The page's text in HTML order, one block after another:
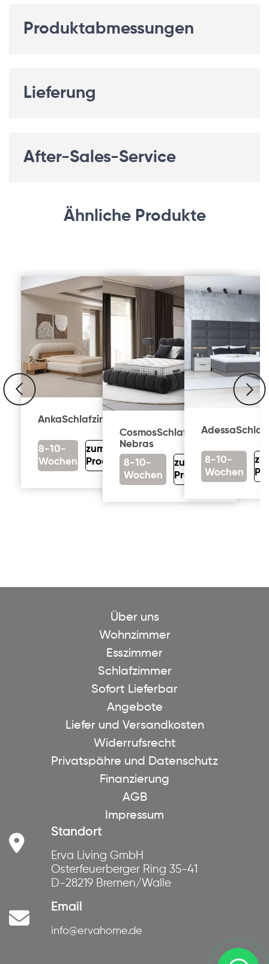
Produktabmessungen
Lieferung
After-Sales-Service
Ähnliche Produkte
AnkaSchlafzimmer
8-10-
Wochen
zum
Produkt
Cosmos
Nebras
Schlafzimmer
8-10-
Wochen
zum
Produkt
Adessa
8-10-
Wochen
Über uns
Wohnzimmer
Esszimmer
Schlafzimmer
Sofort Lieferbar
Angebote
Liefer und Versandkosten
Widerrufsrecht
Privatspähre und Datenschutz
Finanzierung
AGB
Impressum
Standort
Erva Living GmbH
Osterfeuerberger Ring 35-41
D-28219 Bremen/Walle
Email
info@ervahome.de